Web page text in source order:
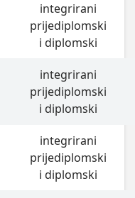
integrirani
prijediplomski
i diplomski
integrirani
prijediplomski
i diplomski
integrirani
prijediplomski
i diplomski